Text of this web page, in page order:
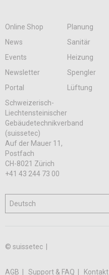
Online Shop
Planung
News
Sanitär
Events
Heizung
Newsletter
Spengler
Portal
Lüftung
Schweizerisch-
Liechtensteinischer
Gebäudetechnikverband
(suissetec)
Auf der Mauer 11,
Postfach
CH-8021 Zürich
+41 43 244 73 00
© suissetec |
AGB Support & FAQ Kontakt